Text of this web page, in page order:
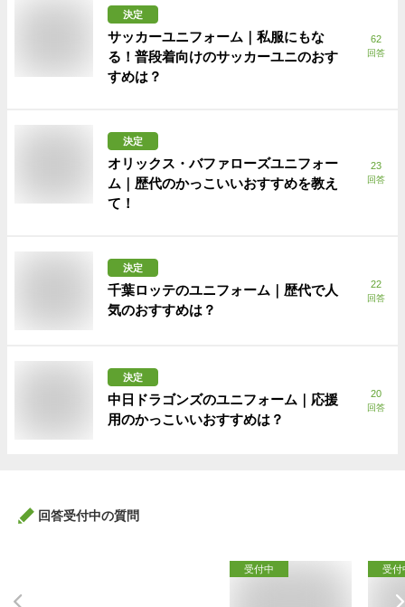
決定
サッカーユニフォーム｜私服にもな
る！普段着向けのサッカーユニのおす
すめは？
62
回答
決定
オリックス・バファローズユニフォー
ム｜歴代のかっこいいおすすめを教え
て！
23
回答
決定
千葉ロッテのユニフォーム｜歴代で人
気のおすすめは？
22
回答
決定
中日ドラゴンズのユニフォーム｜応援
用のかっこいいおすすめは？
20
回答
回答受付中の質問
受付中 受付